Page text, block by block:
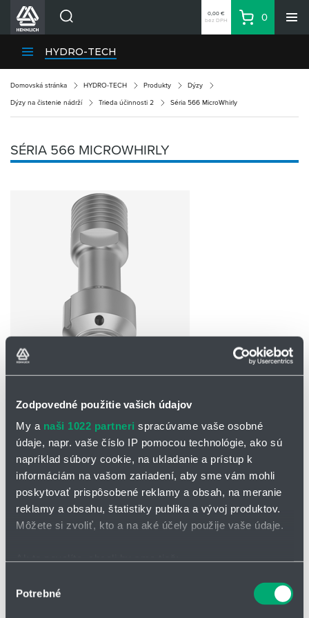
Zodpovedné použitie vašich údajov
My a naši 1022 partneri spracúvame vaše osobné
údaje, napr. vaše číslo IP pomocou technológie, ako sú
napríklad súbory cookie, na ukladanie a prístup k
informáciám na vašom zariadení, aby sme vám mohli
poskytovať prispôsobené reklamy a obsah, na meranie
reklamy a obsahu, štatistiky publika a vývoj produktov.
Môžete si zvoliť, kto a na aké účely použije vaše údaje.
polohe s presnosťou na niekoľko metrov
súhlasu
Potrebné
Divízie HENNLICH
Kariéra
O firme
Kontakty
Prihlásenie
Nákupný zoznam
Zone
0,00 €
bez DPH
Košík
0
HYDRO-TECH
Domovská stránka HYDRO-TECH Produkty Dýzy
Dýzy na čistenie nádrží Trieda účinnosti 2 Séria 566 MicroWhirly
SÉRIA 566 MICROWHIRLY
OPÝTAŤ SA / ODOSLAŤ DOPYT
Na stiahnutie
Dýzy na čistenie nádrží_566
Rotačná čistiaca dýza 566 MicroWhirly
vďaka robustnému klznému ložisku vyrobenému z PEEK
materiálu, má dýza MicroWhirly mimoriadne dlhú životnosť